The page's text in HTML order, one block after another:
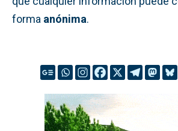
forma anónima.